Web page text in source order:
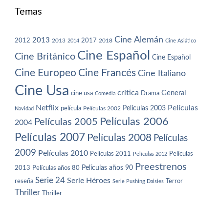
Temas
2012 2013 2013 2014 2017 2018 Cine Alemán Cine Asiático
Cine Británico Cine Español Cine Español
Cine Europeo Cine Francés Cine Italiano
Cine Usa cine usa Comedia crítica Drama General
Navidad Netflix película Películas 2002 Películas 2003 Películas
2004 Películas 2005 Películas 2006
Películas 2007 Películas 2008 Películas
2009 Películas 2010 Películas 2011 Películas 2012 Películas
2013 Películas años 80 Películas años 90 Preestrenos
reseña Serie 24 Serie Héroes Serie Pushing Daisies Terror
Thriller Thriller